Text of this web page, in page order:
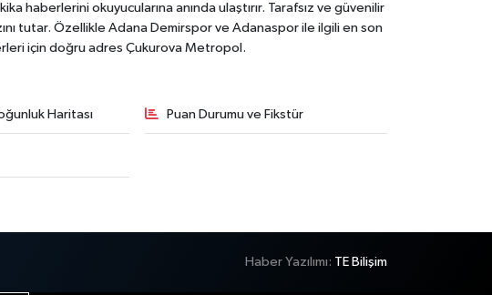
okuyucularına anında ulaştırır. Tarafsız ve güvenilir
tutar. Özellikle Adana Demirspor ve Adanaspor ile ilgili en son
için doğru adres Çukurova Metropol.
Haritası Puan Durumu ve Fikstür
Haber Yazılımı: TE Bilişim